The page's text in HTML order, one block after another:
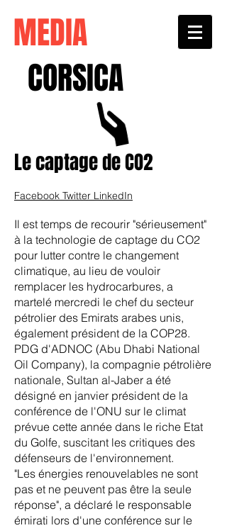
MEDIA
CORSICA
Le captage de CO2
Facebook Twitter LinkedIn
Il est temps de recourir "sérieusement"
à la technologie de captage du CO2
pour lutter contre le changement
climatique, au lieu de vouloir
remplacer les hydrocarbures, a
martelé mercredi le chef du secteur
pétrolier des Emirats arabes unis,
également président de la COP28.
PDG d'ADNOC (Abu Dhabi National
Oil Company), la compagnie pétrolière
nationale, Sultan al-Jaber a été
désigné en janvier président de la
conférence de l'ONU sur le climat
prévue cette année dans le riche Etat
du Golfe, suscitant les critiques des
défenseurs de l'environnement.
"Les énergies renouvelables ne sont
pas et ne peuvent pas être la seule
réponse", a déclaré le responsable
émirati lors d'une conférence sur le